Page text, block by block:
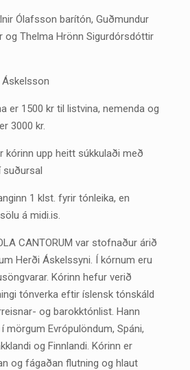
Ólafsson barítón, Guðmundur
og Thelma Hrönn Sigurdórsdóttir
er 1500 kr til listvina, nemenda og
3000 kr.
kórinn upp heitt súkkulaði með
suðursal
1 klst. fyrir tónleika, en
á midi.is.
CANTORUM var stofnaður árið
Herði Áskelssyni. Í kórnum eru
Kórinn hefur verið
tónverka eftir íslensk tónskáld
og barokktónlist. Hann
mörgum Evrópulöndum, Spáni,
og Finnlandi. Kórinn er
og fágaðan flutning og hlaut